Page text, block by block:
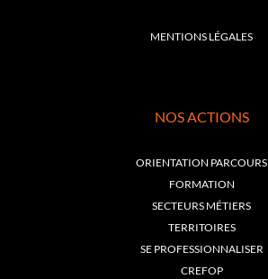
MENTIONS LÉGALES
NOS ACTIONS
ORIENTATION PARCOURS
FORMATION
SECTEURS MÉTIERS
TERRITOIRES
SE PROFESSIONNALISER
CREFOP